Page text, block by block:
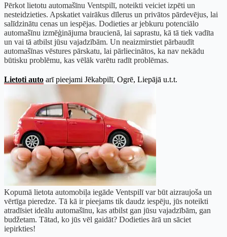
Pērkot lietotu automašīnu Ventspilī, noteikti veiciet izpēti un
nesteidzieties. Apskatiet vairākus dīlerus un privātos pārdevējus, lai
salīdzinātu cenas un iespējas. Dodieties ar jebkuru potenciālo
automašīnu izmēģinājuma braucienā, lai saprastu, kā tā tiek vadīta
un vai tā atbilst jūsu vajadzībām. Un neaizmirstiet pārbaudīt
automašīnas vēstures pārskatu, lai pārliecinātos, ka nav nekādu
būtisku problēmu, kas vēlāk varētu radīt problēmas.
Lietoti auto arī pieejami Jēkabpilī, Ogrē, Liepājā u.t.t.
Kopumā lietota automobiļa iegāde Ventspilī var būt aizraujoša un
vērtīga pieredze. Tā kā ir pieejams tik daudz iespēju, jūs noteikti
atradīsiet ideālu automašīnu, kas atbilst gan jūsu vajadzībām, gan
budžetam. Tātad, ko jūs vēl gaidāt? Dodieties ārā un sāciet
iepirkties!